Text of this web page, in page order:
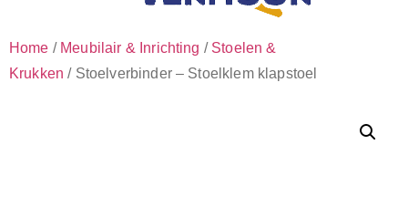
Home / Meubilair & Inrichting / Stoelen &
Krukken / Stoelverbinder – Stoelklem klapstoel